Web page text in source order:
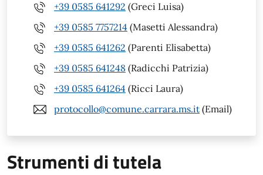
+39 0585 641292 (Greci Luisa)
+39 0585 7757214 (Masetti Alessandra)
+39 0585 641262 (Parenti Elisabetta)
+39 0585 641248 (Radicchi Patrizia)
+39 0585 641264 (Ricci Laura)
protocollo@comune.carrara.ms.it (Email)
Strumenti di tutela